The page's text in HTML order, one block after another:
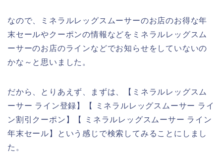
なので、ミネラルレッグスムーサーのお店のお得な年
末セールやクーポンの情報などをミネラルレッグスム
ーサーのお店のラインなどでお知らせをしていないの
かな～と思いました。
だから、とりあえず、まずは、【ミネラルレッグスム
ーサー ライン登録】【 ミネラルレッグスムーサー ライ
ン割引クーポン】【 ミネラルレッグスムーサー ライン
年末セール】という感じで検索してみることにしまし
た。